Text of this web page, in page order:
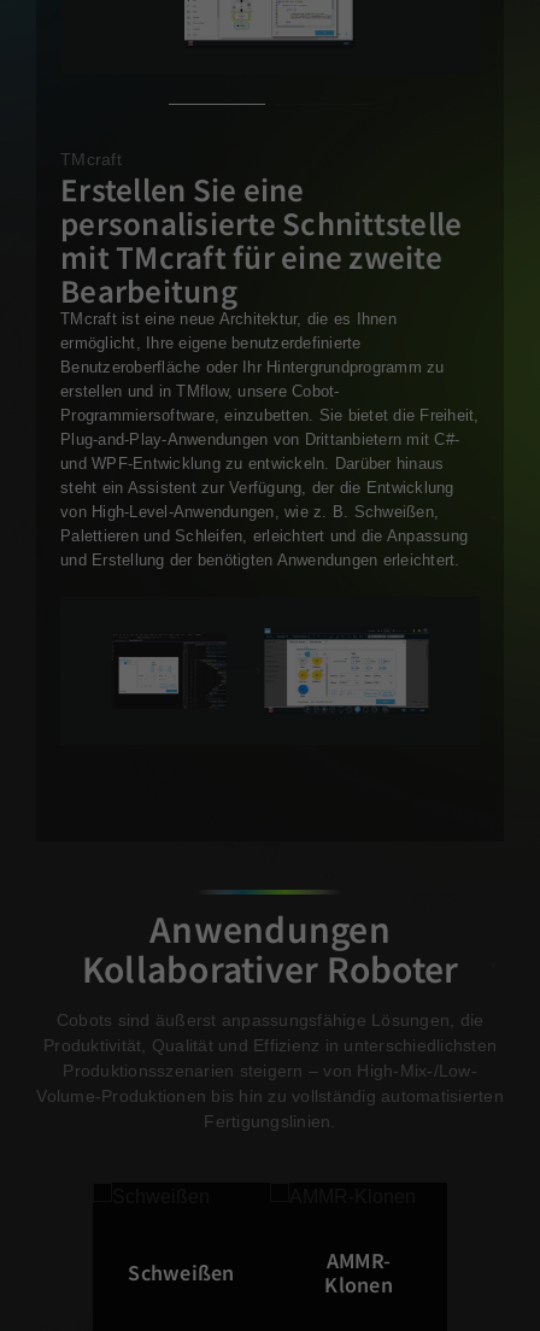
TMcraft
Erstellen Sie eine
personalisierte Schnittstelle
mit TMcraft für eine zweite
Bearbeitung
TMcraft ist eine neue Architektur, die es Ihnen
ermöglicht, Ihre eigene benutzerdefinierte
Benutzeroberfläche oder Ihr Hintergrundprogramm zu
erstellen und in TMflow, unsere Cobot-
Programmiersoftware, einzubetten. Sie bietet die Freiheit,
Plug-and-Play-Anwendungen von Drittanbietern mit C#-
und WPF-Entwicklung zu entwickeln. Darüber hinaus
steht ein Assistent zur Verfügung, der die Entwicklung
von High-Level-Anwendungen, wie z. B. Schweißen,
Palettieren und Schleifen, erleichtert und die Anpassung
und Erstellung der benötigten Anwendungen erleichtert.
Anwendungen
Kollaborativer Roboter
Cobots sind äußerst anpassungsfähige Lösungen, die
Produktivität, Qualität und Effizienz in unterschiedlichsten
Produktionsszenarien steigern – von High-Mix-/Low-
Volume-Produktionen bis hin zu vollständig automatisierten
Fertigungslinien.
Schweißen
AMMR-
Klonen